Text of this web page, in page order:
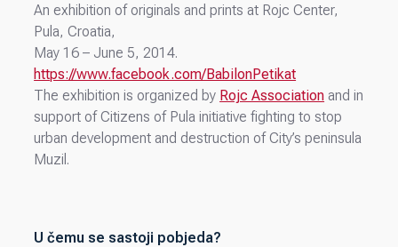
An exhibition of originals and prints at Rojc Center,
Pula, Croatia,
May 16 – June 5, 2014.
https://www.facebook.com/BabilonPetikat
The exhibition is organized by Rojc Association and in
support of Citizens of Pula initiative fighting to stop
urban development and destruction of City’s peninsula
Muzil.
U čemu se sastoji pobjeda?